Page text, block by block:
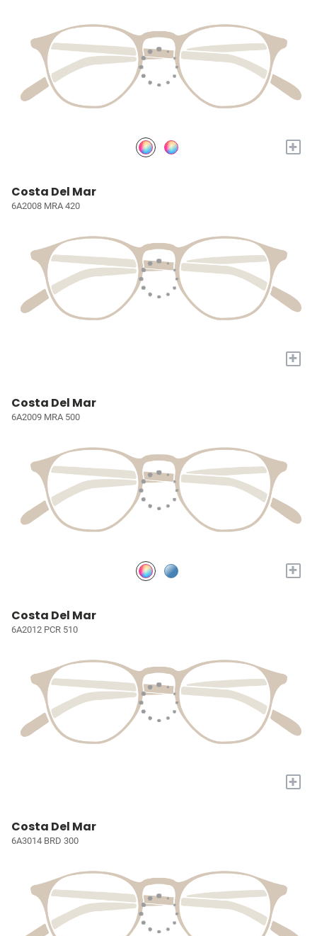
+
Costa Del Mar
6A2008 MRA 420
+
Costa Del Mar
6A2009 MRA 500
+
Costa Del Mar
6A2012 PCR 510
+
Costa Del Mar
6A3014 BRD 300